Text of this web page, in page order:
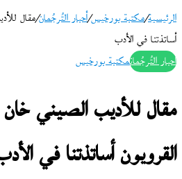
الرئيسية/مكتبة بورخيس/أحبار التُرجُمان/مقال
أساتذتنا في الأدب
أحبار التُرجُمانمكتبة بورخيس
مقال للأديب الصيني
القرويون أساتذتنا في